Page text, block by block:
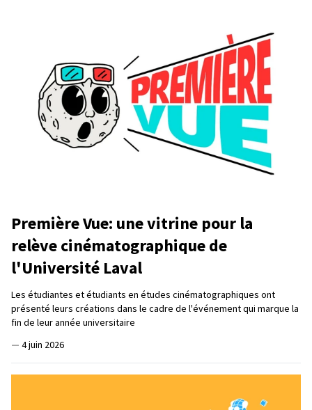
Première Vue: une vitrine pour la
relève cinématographique de
l'Université Laval
Les étudiantes et étudiants en études cinématographiques ont
présenté leurs créations dans le cadre de l'événement qui marque la
fin de leur année universitaire
— 4 juin 2026